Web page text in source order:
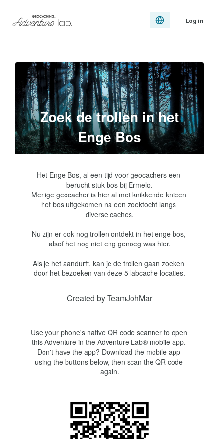
Log in
Zoek de trollen in het
Enge Bos
Het Enge Bos, al een tijd voor geocachers een
berucht stuk bos bij Ermelo.
Menige geocacher is hier al met knikkende knieen
het bos uitgekomen na een zoektocht langs
diverse caches.
Nu zijn er ook nog trollen ontdekt in het enge bos,
alsof het nog niet eng genoeg was hier.
Als je het aandurft, kan je de trollen gaan zoeken
Created by TeamJohMar
Use your phone's native QR code scanner to open
this Adventure in the Adventure Lab® mobile app.
Don't have the app? Download the mobile app
using the buttons below, then scan the QR code
again.